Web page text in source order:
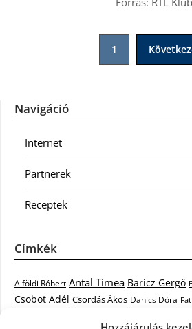
1
Navigáció
Internet
Partnerek
Receptek
Címkék
Alföldi Róbert Antal Tímea Baricz Gergő
Csobot Adél Csordás Ákos Danics Dóra